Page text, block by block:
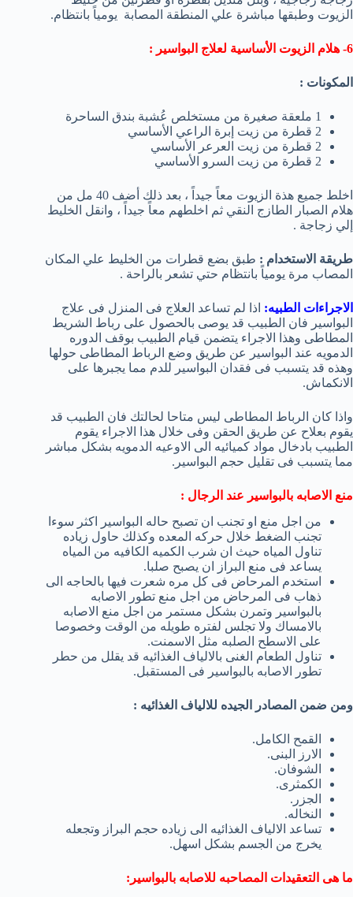
الزيوت وطبقها مباشرة علي المنطقة المصابة يومياً بانتظام.
6- هلام الزيوت الأساسية لعلاج البواسير :
المكونات :
1 ملعقة صغيرة من مستخلص عُشبة بندق الساحرة
2 قطرة من زيت إبرة الراعي الأساسي
2 قطرة من زيت العرعر الأساسي
2 قطرة من زيت السرو الأساسي
اخلط جميع هذة الزيوت معاً جيداً ، بعد ذلك أضف 40 مل من
هلام الصبار الطازج النقي ثم اخلطهم معاً جيداً ، وانقل الخليط
إلي زجاجة .
طريقة الاستخدام : طبق بضع قطرات من الخليط علي المكان
المصاب مرة يومياً بانتظام حتي تشعر بالراحة .
الاجراءات الطبيه: اذا لم تساعد العلاج فى المنزل فى علاج
البواسير فان الطبيب قد يوصى بالحصول على رباط الشريط
المطاطى وهذا الاجراء يتضمن قيام الطبيب بوقف الدوره
الدمويه عند البواسير عن طريق وضع الرباط المطاطى حولها
وهذه قد يتسبب فى فقدان البواسير للدم مما يجبرها على
الانكماش.
واذا كان الرباط المطاطى ليس متاحا لحالتك فان الطبيب قد
يقوم بعلاح عن طريق الحقن وفى خلال هذا الاجراء يقوم
الطبيب بادخال مواد كميائيه الى الاوعيه الدمويه بشكل مباشر
مما يتسبب فى تقليل حجم البواسير.
منع الاصابه بالبواسير عند الرجال :
من اجل منع او تجنب ان تصبح حاله البواسير اكثر سوءا
تجنب الضغط خلال حركه المعده وكذلك حاول زياده
تناول المياه حيث ان شرب الكميه الكافيه من المياه
يساعد فى منع البراز ان يصبح صلبا.
استخدم المرحاض فى كل مره شعرت فيها بالحاجه الى
ذهاب فى المرحاض من اجل منع تطور الاصابه
بالبواسير وتمرن بشكل مستمر من اجل منع الاصابه
بالامساك ولا تجلس لفتره طويله من الوقت وخصوصا
على الاسطح الصلبه مثل الاسمنت.
تناول الطعام الغنى بالالياف الغذائيه قد يقلل من حطر
تطور الاصابه بالبواسير فى المستقبل.
ومن ضمن المصادر الجيده للالياف الغذائيه :
القمح الكامل.
الارز البنى.
الشوفان.
الكمثرى.
الجزر.
النخاله.
تساعد الالياف الغذائيه الى زياده حجم البراز وتجعله
يخرج من الجسم بشكل اسهل.
ما هى التعقيدات المصاحبه للاصابه بالبواسير: